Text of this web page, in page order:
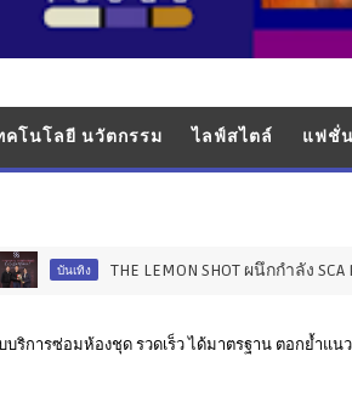
คโนโลยี นวัตกรรม ไลฟ์สไตล์ แฟชั่
ทิง THE LEMON SHOT ผนึกกำลัง SCA PLUS
ริการซ่อมห้องชุด รวดเร็ว ได้มาตรฐาน ตอกย้ำแน